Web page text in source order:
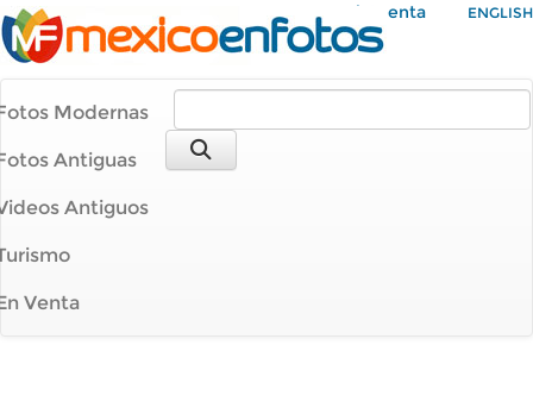
Mi Cuenta ENGLISH
Modernas
Antiguas
Antiguos
Venta